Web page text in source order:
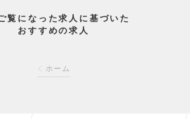
覧になった求人に基づいた
おすすめの求人
ホーム